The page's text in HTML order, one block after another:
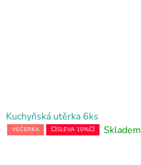
Kuchyňská utěrka 6ks
VEČERKA 💥SLEVA 10%💥 Skladem